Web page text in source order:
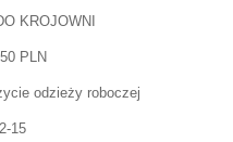
KROJOWNI
PLN
odzieży roboczej
15